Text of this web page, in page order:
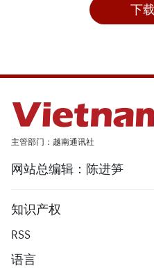
下
主管部门：越南通讯社
网站总编辑：陈进笋
知识产权
RSS
语言